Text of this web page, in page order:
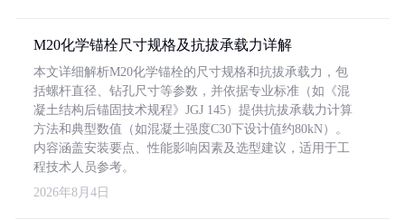
M20化学锚栓尺寸规格及抗拔承载力详解
本文详细解析M20化学锚栓的尺寸规格和抗拔承载力，包
括螺杆直径、钻孔尺寸等参数，并依据专业标准（如《混
凝土结构后锚固技术规程》JGJ 145）提供抗拔承载力计算
方法和典型数值（如混凝土强度C30下设计值约80kN）。
内容涵盖安装要点、性能影响因素及选型建议，适用于工
程技术人员参考。
2026年8月4日